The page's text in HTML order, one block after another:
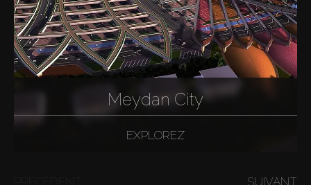
Meydan City
EXPLOREZ
SUIVANT